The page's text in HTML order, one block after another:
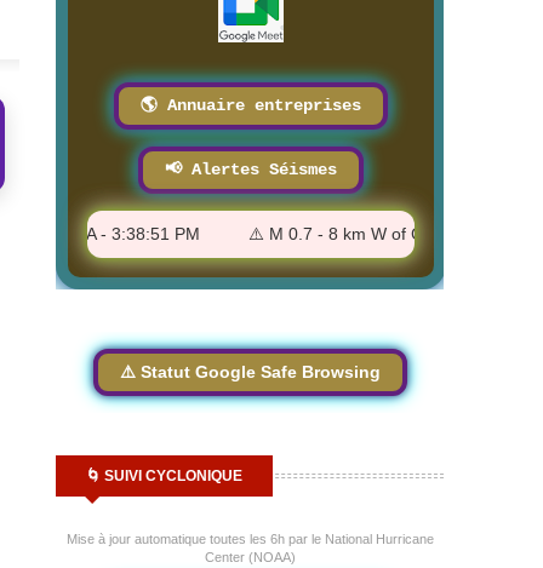
🌎 Annuaire entreprises
📢 Alertes Séismes
CA - 3:38:51 PM ⚠️ M 0.7 - 8 km W of Cobb, CA - 3:38:51
⚠️ Statut Google Safe Browsing
🌀 SUIVI CYCLONIQUE
Mise à jour automatique toutes les 6h par le National Hurricane
Center (NOAA)